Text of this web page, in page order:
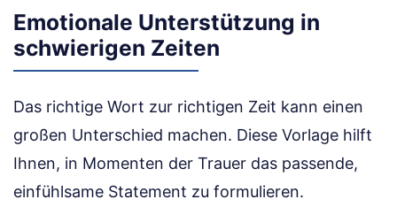
Emotionale Unterstützung in
schwierigen Zeiten
Das richtige Wort zur richtigen Zeit kann einen
großen Unterschied machen. Diese Vorlage hilft
Ihnen, in Momenten der Trauer das passende,
einfühlsame Statement zu formulieren.